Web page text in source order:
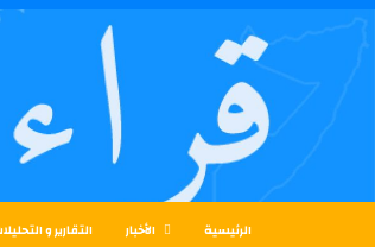
الرئيسية الأخبار التقارير و